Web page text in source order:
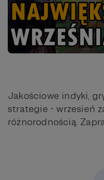
Jakościowe indyki,
strategie - wrzesień
różnorodnością.